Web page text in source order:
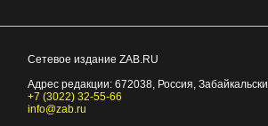
Сетевое издание ZAB.RU
Адрес редакции: 672038, Россия,
+7 (3022) 32-55-66
info@zab.ru